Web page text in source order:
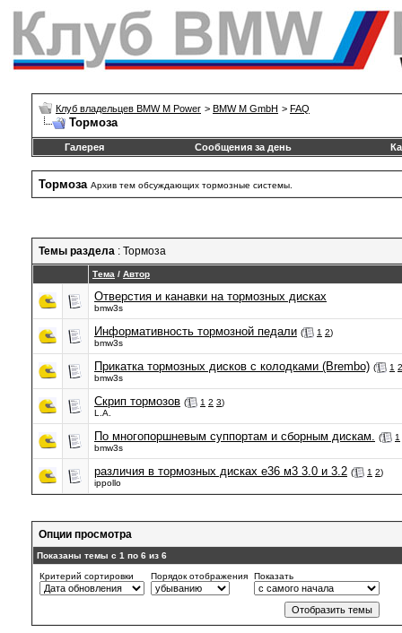
Клуб владельцев BMW M Power > BMW M GmbH > FAQ
Тормоза
Галерея Сообщения за день
Тормоза Архив тем обсуждающих тормозные системы.
Темы раздела : Тормоза
Тема / Автор
Отверстия и канавки на тормозных дисках
bmw3s
Информативность тормозной педали ( 1 2)
bmw3s
Прикатка тормозных дисков с колодками (Brembo) ( 1 2
bmw3s
Скрип тормозов ( 1 2 3)
L.A.
По многопоршневым суппортам и сборным дискам. (
1
bmw3s
различия в тормозных дисках е36 м3 3.0 и 3.2 ( 1 2)
ippollo
Опции просмотра
Показаны темы с 1 по 6 из 6
Критерий сортировки Порядок отображения Показать